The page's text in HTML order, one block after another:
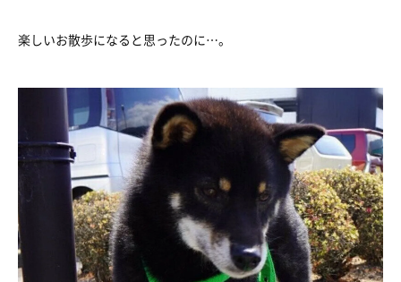
楽しいお散歩になると思ったのに…。